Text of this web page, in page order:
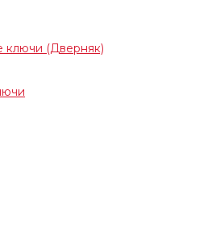
ключи (Дверняк)